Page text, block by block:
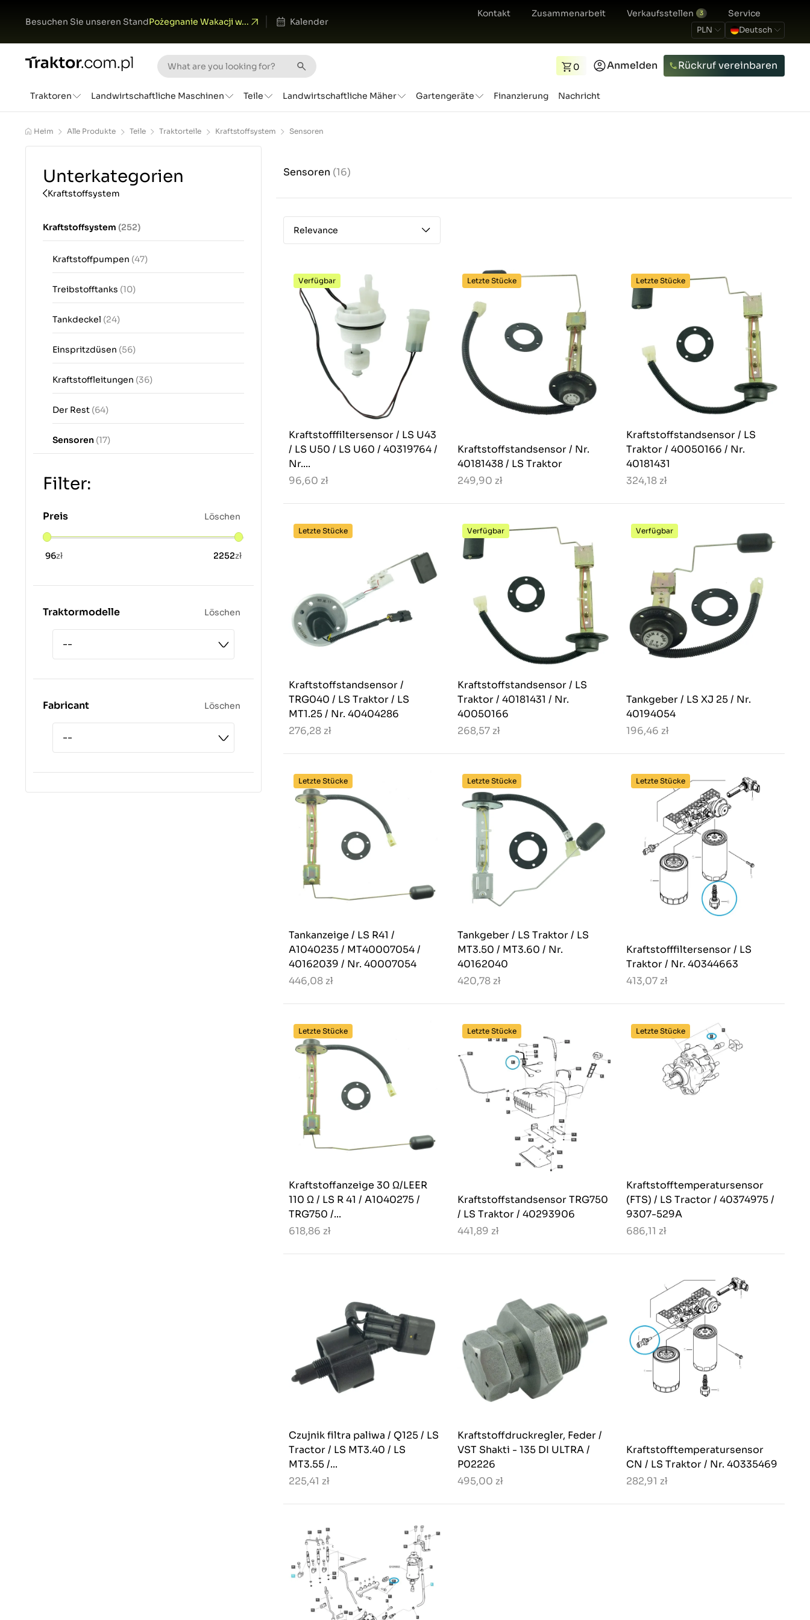
Besuchen Sie unseren StandPożegnanie Wakacji w... Kalender
Kontakt Zusammenarbeit Verkaufsstellen 3 Service
PLN Deutsch
0 Anmelden Rückruf vereinbaren
Traktoren Landwirtschaftliche Maschinen Teile Landwirtschaftliche Mäher Gartengeräte Finanzierung Nachricht
Heim Alle Produkte Teile Traktorteile Kraftstoffsystem Sensoren
Unterkategorien
Kraftstoffsystem
Kraftstoffsystem (252)
Kraftstoffpumpen (47)
Treibstofftanks (10)
Tankdeckel (24)
Einspritzdüsen (56)
Kraftstoffleitungen (36)
Der Rest (64)
Sensoren (17)
Filter:
Preis Löschen
96zł 2252zł
Traktormodelle Löschen
Fabricant Löschen
Sensoren (16)
Relevance
Verfügbar
Kraftstofffiltersensor / LS U43
/ LS U50 / LS U60 / 40319764 /
Nr....
96,60 zł
Letzte Stücke
Kraftstoffstandsensor / Nr.
40181438 / LS Traktor
249,90 zł
Letzte Stücke
Kraftstoffstandsensor / LS
Traktor / 40050166 / Nr.
40181431
324,18 zł
Letzte Stücke
Kraftstoffstandsensor /
TRG040 / LS Traktor / LS
MT1.25 / Nr. 40404286
276,28 zł
Verfügbar
Kraftstoffstandsensor / LS
Traktor / 40181431 / Nr.
40050166
268,57 zł
Verfügbar
Tankgeber / LS XJ 25 / Nr.
40194054
196,46 zł
Letzte Stücke
Tankanzeige / LS R41 /
A1040235 / MT40007054 /
40162039 / Nr. 40007054
446,08 zł
Letzte Stücke
Tankgeber / LS Traktor / LS
MT3.50 / MT3.60 / Nr.
40162040
420,78 zł
Letzte Stücke
Kraftstofffiltersensor / LS
Traktor / Nr. 40344663
413,07 zł
Letzte Stücke
Kraftstoffanzeige 30 Ω/LEER
110 Ω / LS R 41 / A1040275 /
TRG750 /...
618,86 zł
Letzte Stücke
Kraftstoffstandsensor TRG750
/ LS Traktor / 40293906
441,89 zł
Letzte Stücke
Kraftstofftemperatursensor
(FTS) / LS Tractor / 40374975 /
9307-529A
686,11 zł
Czujnik filtra paliwa / Q125 / LS
Tractor / LS MT3.40 / LS
MT3.55 /...
225,41 zł
Kraftstoffdruckregler, Feder /
VST Shakti - 135 DI ULTRA /
P02226
495,00 zł
Kraftstofftemperatursensor
CN / LS Traktor / Nr. 40335469
282,91 zł